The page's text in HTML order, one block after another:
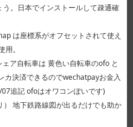
。日本でインストールして疎通確
は座標系がオフセットされて使え
。
ア自転車は 黄色い自転車のofo と
カ決済できるのでwechatpayお金入
追記 ofoはオワコンぽいです)
地下鉄路線図が出るだけでも助か